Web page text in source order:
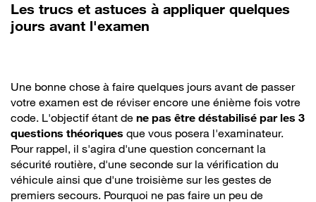
Les trucs et astuces à appliquer quelques
jours avant l'examen
Une bonne chose à faire quelques jours avant de passer
votre examen est de réviser encore une énième fois votre
code. L'objectif étant de ne pas être déstabilisé par les 3
questions théoriques que vous posera l'examinateur.
Pour rappel, il s'agira d'une question concernant la
sécurité routière, d'une seconde sur la vérification du
véhicule ainsi que d'une troisième sur les gestes de
premiers secours. Pourquoi ne pas faire un peu de